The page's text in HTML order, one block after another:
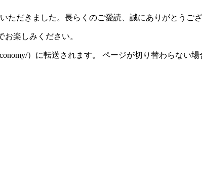
ただきました。長らくのご愛読、誠にありがとうござ
楽しみください。
）に転送されます。 ページが切り替わらない